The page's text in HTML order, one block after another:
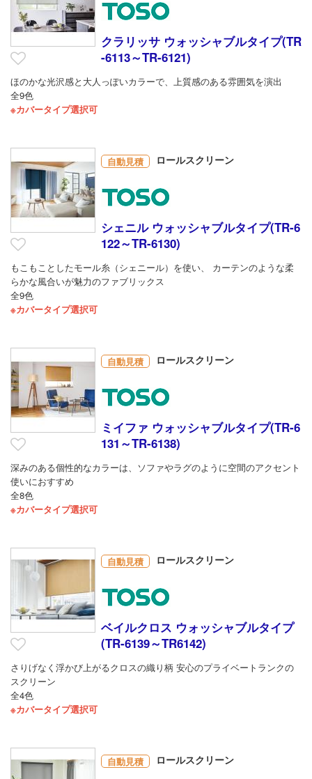
クラリッサ ウォッシャブルタイプ(TR
-6113～TR-6121)
ほのかな光沢感と大人っぽいカラーで、上質感のある雰囲気を演出
全9色
※カバータイプ選択可
自動見積 ロールスクリーン
シェニル ウォッシャブルタイプ(TR-6
122～TR-6130)
もこもことしたモール糸（シェニール）を使い、 カーテンのような柔
らかな風合いが魅力のファブリックス
全9色
※カバータイプ選択可
自動見積 ロールスクリーン
ミイファ ウォッシャブルタイプ(TR-6
131～TR-6138)
深みのある個性的なカラーは、ソファやラグのように空間のアクセント
使いにおすすめ
全8色
※カバータイプ選択可
自動見積 ロールスクリーン
ベイルクロス ウォッシャブルタイプ
(TR-6139～TR6142)
さりげなく浮かび上がるクロスの織り柄 安心のプライベートランクの
スクリーン
全4色
※カバータイプ選択可
自動見積 ロールスクリーン